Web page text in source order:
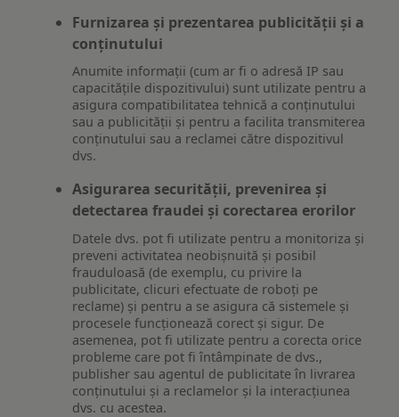
Furnizarea și prezentarea publicității și a
conținutului
Anumite informații (cum ar fi o adresă IP sau
capacitățile dispozitivului) sunt utilizate pentru a
asigura compatibilitatea tehnică a conținutului
sau a publicității și pentru a facilita transmiterea
conținutului sau a reclamei către dispozitivul
dvs.
Asigurarea securității, prevenirea și
detectarea fraudei și corectarea erorilor
Datele dvs. pot fi utilizate pentru a monitoriza și
preveni activitatea neobișnuită și posibil
frauduloasă (de exemplu, cu privire la
publicitate, clicuri efectuate de roboți pe
reclame) și pentru a se asigura că sistemele și
procesele funcționează corect și sigur. De
asemenea, pot fi utilizate pentru a corecta orice
probleme care pot fi întâmpinate de dvs.,
publisher sau agentul de publicitate în livrarea
conținutului și a reclamelor și la interacțiunea
dvs. cu acestea.